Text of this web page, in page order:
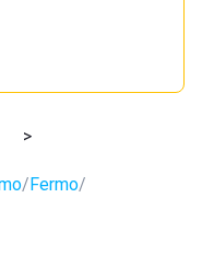
>
Fermo